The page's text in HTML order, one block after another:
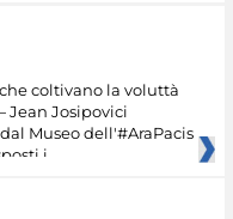
coltivano la voluttà
Jean Josipovici
Museo dell'#AraPacis
i